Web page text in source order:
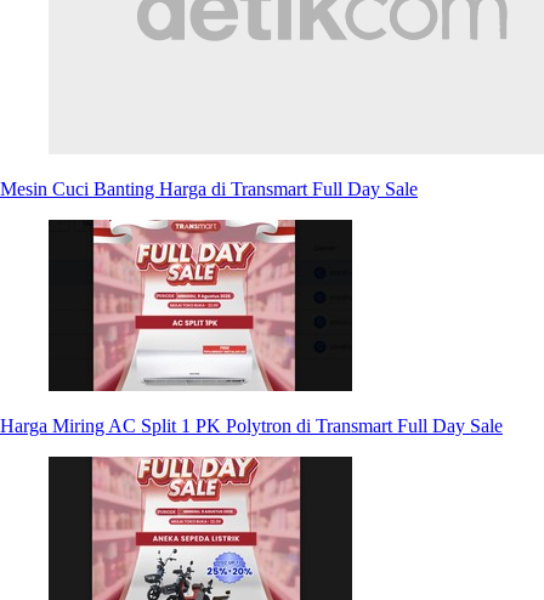
Mesin Cuci Banting Harga di Transmart Full Day Sale
Harga Miring AC Split 1 PK Polytron di Transmart Full Day Sale